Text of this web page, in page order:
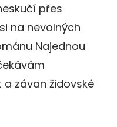
přes
na nevolných
Najednou
závan židovské